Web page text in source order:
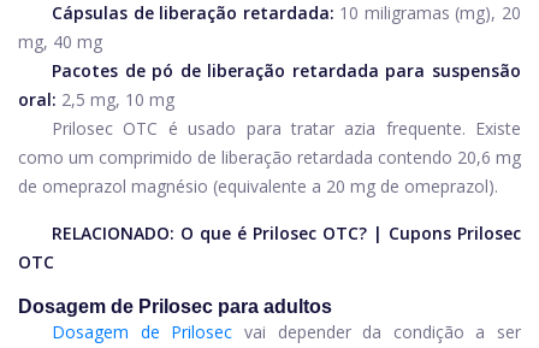
Cápsulas de liberação retardada: 10 miligramas (mg), 20
mg, 40 mg
Pacotes de pó de liberação retardada para suspensão
oral: 2,5 mg, 10 mg
Prilosec OTC é usado para tratar azia frequente. Existe
como um comprimido de liberação retardada contendo 20,6 mg
de omeprazol magnésio (equivalente a 20 mg de omeprazol).
RELACIONADO: O que é Prilosec OTC? | Cupons Prilosec
OTC
Dosagem de Prilosec para adultos
Dosagem de Prilosec vai depender da condição a ser